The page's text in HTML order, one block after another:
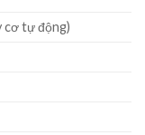
cơ tự động)